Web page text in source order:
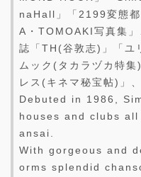
naHall」「2199変態
A・TOMOAKI写真集
誌「TH(谷敦志)」「ユ
ムック(タカラヅカ特
レス(キネマ秘宝帖)」
Debuted in 1986,
houses and clubs
ansai.
With gorgeous and
orms splendid